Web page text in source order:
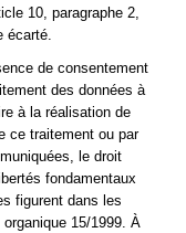
10, paragraphe 2,
écarté.
de consentement
des données à
à la réalisation de
ce traitement ou par
le droit
fondamentaux
figurent dans les
15/1999. À